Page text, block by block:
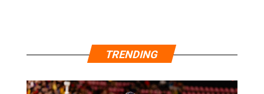
TRENDING